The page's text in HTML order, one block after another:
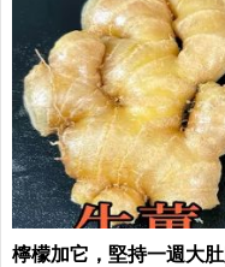
檸檬加它，堅持一週大